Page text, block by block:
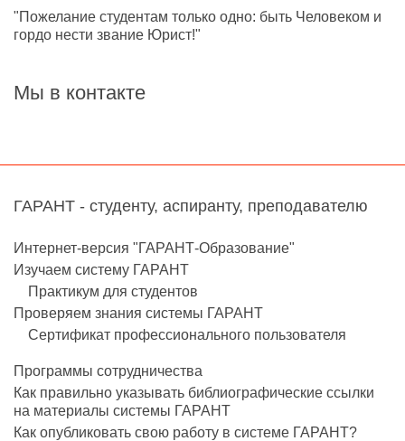
"Пожелание студентам только одно: быть Человеком и
гордо нести звание Юрист!"
Мы в контакте
ГАРАНТ - студенту, аспиранту, преподавателю
Интернет-версия "ГАРАНТ-Образование"
Изучаем систему ГАРАНТ
Практикум для студентов
Проверяем знания системы ГАРАНТ
Сертификат профессионального пользователя
Программы сотрудничества
Как правильно указывать библиографические ссылки
на материалы системы ГАРАНТ
Как опубликовать свою работу в системе ГАРАНТ?